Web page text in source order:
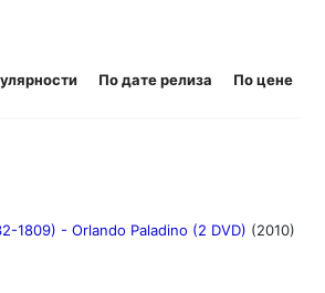
По дате релиза По цене
1809) - Orlando Paladino (2 DVD) (2010)